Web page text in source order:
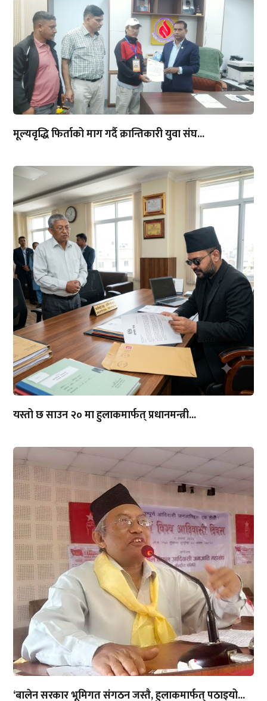
मूल्यवृद्धि फिर्ताको माग गर्दै क्रान्तिकारी युवा संघ...
यस्तो छ साउन २० मा हुलाकमार्फत् प्रधानमन्त्री...
‘बालेन सरकार भूमिगत संगठन जस्तै, हुलाकमार्फत् पठाइयो...